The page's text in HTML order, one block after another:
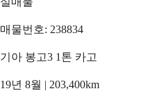
매물번호: 238834
기아 봉고3 1톤 카고
19년 8월 | 203,400km